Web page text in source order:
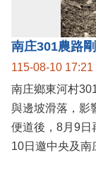
115-08-10 17:21
南庄鄉東河村
與邊坡滑落，影
便道後，8月9日